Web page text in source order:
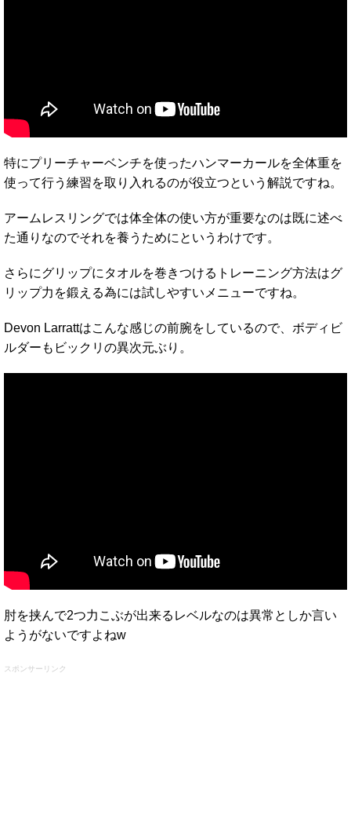
特にプリーチャーベンチを使ったハンマーカールを全体重を
使って行う練習を取り入れるのが役立つという解説ですね。
アームレスリングでは体全体の使い方が重要なのは既に述べ
た通りなのでそれを養うためにというわけです。
さらにグリップにタオルを巻きつけるトレーニング方法はグ
リップ力を鍛える為には試しやすいメニューですね。
Devon Larrattはこんな感じの前腕をしているので、ボディビ
ルダーもビックリの異次元ぶり。
肘を挟んで2つ力こぶが出来るレベルなのは異常としか言い
ようがないですよねw
スポンサーリンク